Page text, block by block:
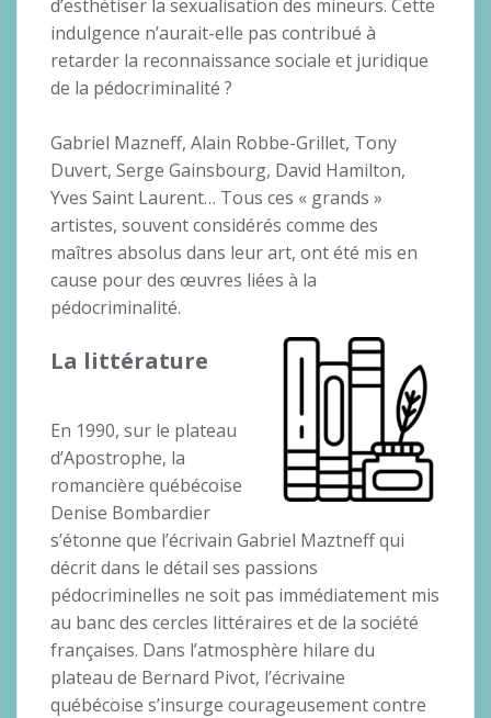
d’esthétiser la sexualisation des mineurs. Cette
indulgence n’aurait-elle pas contribué à
retarder la reconnaissance sociale et juridique
de la pédocriminalité ?
Gabriel Mazneff, Alain Robbe-Grillet, Tony
Duvert, Serge Gainsbourg, David Hamilton,
Yves Saint Laurent… Tous ces « grands »
artistes, souvent considérés comme des
maîtres absolus dans leur art, ont été mis en
cause pour des œuvres liées à la
pédocriminalité.
La littérature
En 1990, sur le plateau
d’Apostrophe, la
romancière québécoise
Denise Bombardier
s’étonne que l’écrivain Gabriel Maztneff qui
décrit dans le détail ses passions
pédocriminelles ne soit pas immédiatement mis
au banc des cercles littéraires et de la société
françaises. Dans l’atmosphère hilare du
plateau de Bernard Pivot, l’écrivaine
québécoise s’insurge courageusement contre